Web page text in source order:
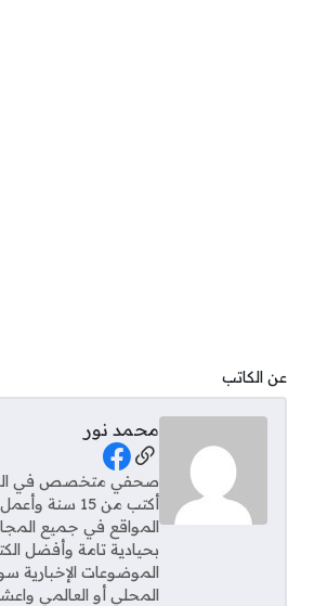
عن الكاتب
محمد نور
Social Links
صحفي متخصص في
أكتب من 15 سنة
المواقع في جميع
بحيادية تامة وأفضل
الموضوعات الإخبارية
المحلي أو العالمي